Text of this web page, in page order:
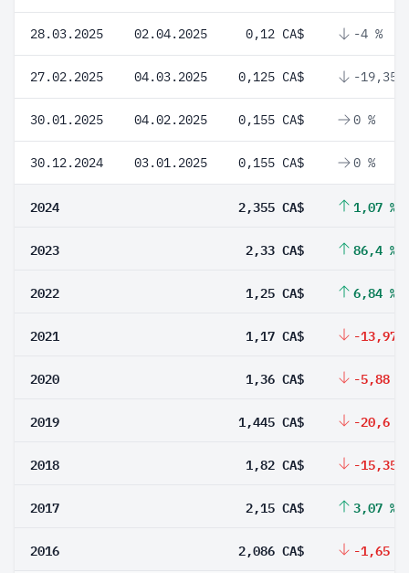
28.03.2025 02.04.2025 0,12 CA$ -4 %
27.02.2025 04.03.2025 0,125 CA$ -19,35
30.01.2025 04.02.2025 0,155 CA$ 0 %
30.12.2024 03.01.2025 0,155 CA$ 0 %
2024 2,355 CA$ 1,07 %
2023 2,33 CA$ 86,4 %
2022 1,25 CA$ 6,84 %
2021 1,17 CA$ -13,97
2020 1,36 CA$ -5,88 %
2019 1,445 CA$ -20,6 %
2018 1,82 CA$ -15,35
2017 2,15 CA$ 3,07 %
2016 2,086 CA$ -1,65 %